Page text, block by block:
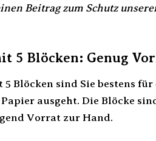
Beitrag zum Schutz
5 Blöcken: Genug
Blöcken sind Sie bestens
Papier ausgeht. Die Blöcke
Vorrat zur Hand.